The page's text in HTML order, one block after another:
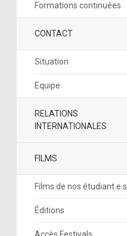
Formations continuées
CONTACT
Situation
Equipe
RELATIONS
INTERNATIONALES
FILMS
Films de nos étudiant.e.s
Éditions